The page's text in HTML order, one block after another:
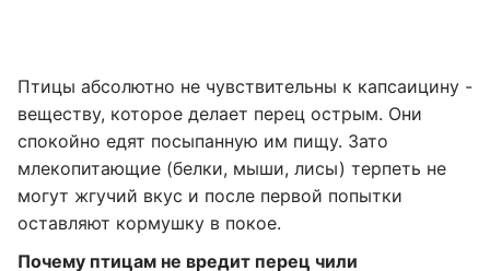
Птицы абсолютно не чувствительны к капсаицину -
веществу, которое делает перец острым. Они
спокойно едят посыпанную им пищу. Зато
млекопитающие (белки, мыши, лисы) терпеть не
могут жгучий вкус и после первой попытки
оставляют кормушку в покое.
Почему птицам не вредит перец чили